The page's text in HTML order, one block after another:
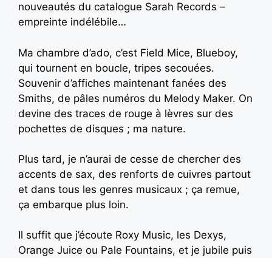
nouveautés du catalogue Sarah Records –
empreinte indélébile…
Ma chambre d’ado, c’est Field Mice, Blueboy,
qui tournent en boucle, tripes secouées.
Souvenir d’affiches maintenant fanées des
Smiths, de pâles numéros du Melody Maker. On
devine des traces de rouge à lèvres sur des
pochettes de disques ; ma nature.
Plus tard, je n’aurai de cesse de chercher des
accents de sax, des renforts de cuivres partout
et dans tous les genres musicaux ; ça remue,
ça embarque plus loin.
Il suffit que j’écoute Roxy Music, les Dexys,
Orange Juice ou Pale Fountains, et je jubile puis